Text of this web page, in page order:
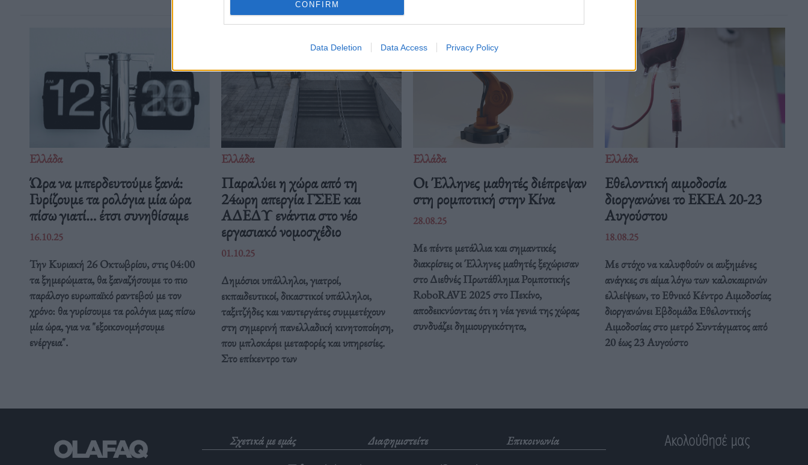
CONFIRM
Data Deletion Data Access Privacy Policy
Ελλάδα
Ώρα να μπερδευτούμε ξανά:
Γυρίζουμε τα ρολόγια μία ώρα
πίσω γιατί… έτσι συνηθίσαμε
16.10.25
Την Κυριακή 26 Οκτωβρίου, στις 04:00
τα ξημερώματα, θα ξαναζήσουμε το πιο
παράλογο ευρωπαϊκό ραντεβού με τον
χρόνο: θα γυρίσουμε τα ρολόγια μας πίσω
μία ώρα, για να "εξοικονομήσουμε
ενέργεια".
Ελλάδα
Παραλύει η χώρα από τη
24ωρη απεργία ΓΣΕΕ και
ΑΔΕΔΥ ενάντια στο νέο
εργασιακό νομοσχέδιο
01.10.25
Δημόσιοι υπάλληλοι, γιατροί,
εκπαιδευτικοί, δικαστικοί υπάλληλοι,
ταξιτζήδες και ναυτεργάτες συμμετέχουν
στη σημερινή πανελλαδική κινητοποίηση,
που μπλοκάρει μεταφορές και υπηρεσίες.
Στο επίκεντρο των
Ελλάδα
Οι Έλληνες μαθητές διέπρεψαν
στη ρομποτική στην Κίνα
28.08.25
Με πέντε μετάλλια και σημαντικές
διακρίσεις οι Έλληνες μαθητές ξεχώρισαν
στο Διεθνές Πρωτάθλημα Ρομποτικής
RoboRAVE 2025 στο Πεκίνο,
αποδεικνύοντας ότι η νέα γενιά της χώρας
συνδυάζει δημιουργικότητα,
Ελλάδα
Eθελοντική αιμοδοσία
διοργανώνει το ΕΚΕΑ 20-23
Αυγούστου
18.08.25
Με στόχο να καλυφθούν οι αυξημένες
ανάγκες σε αίμα λόγω των καλοκαιρινών
ελλείψεων, το Εθνικό Κέντρο Αιμοδοσίας
διοργανώνει Εβδομάδα Εθελοντικής
Αιμοδοσίας στο μετρό Συντάγματος από
20 έως 23 Αυγούστο
Σχετικά με εμάς Διαφημιστείτε
Επικοινωνία
Ακολούθησέ μας